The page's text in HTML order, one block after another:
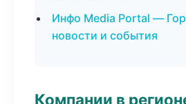
Инфо Media Portal —
новости и события
Компании в